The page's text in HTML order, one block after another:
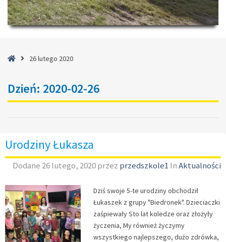
Strona26 lutego 2020
Dzień: 2020-02-26
Urodziny Łukasza
Dodane 26 lutego, 2020przez przedszkole1 InAktualności
Dziś swoje 5-te urodziny obchodził
Łukaszek z grupy "Biedronek". Dzieciaczki
zaśpiewały Sto lat koledze oraz złożyły
życzenia, My również życzymy
wszystkiego najlepszego, dużo zdrówka,